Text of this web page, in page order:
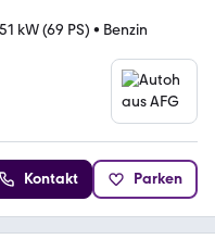
51 kW (69 PS) • Benzin
Kontakt Parken